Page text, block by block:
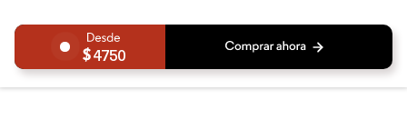
4750